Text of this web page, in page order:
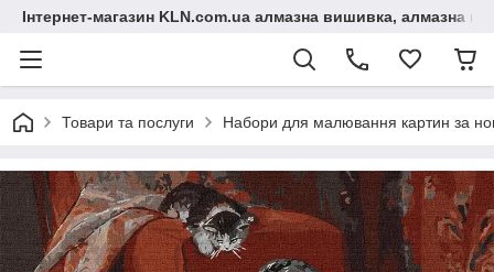
Інтернет-магазин KLN.com.ua алмазна вишивка, алмазна
Товари та послуги Набори для малювання картин за